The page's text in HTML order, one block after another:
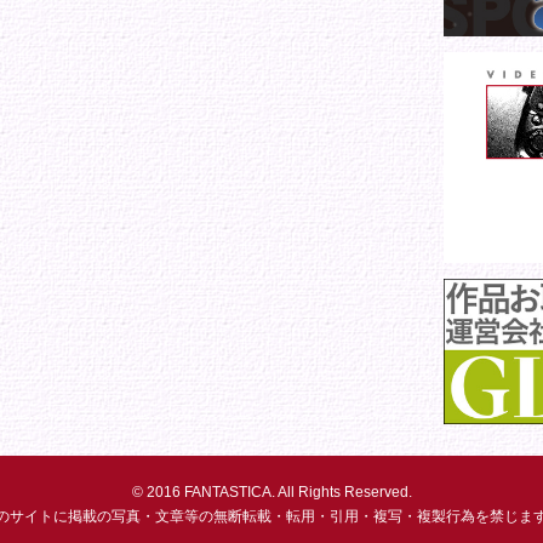
© 2016 FANTASTICA. All Rights Reserved.
サイトに掲載の写真・文章等の無断転載・転用・引用・複写・複製行為を禁じま